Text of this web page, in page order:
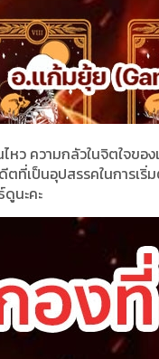
ว ความกลัวในจิตใจของ
ที่เป็นอุปสรรคในการเ
นะคะ